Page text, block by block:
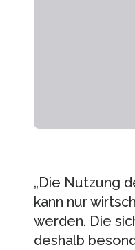
„Die Nutzung
kann nur
werden. Die
deshalb